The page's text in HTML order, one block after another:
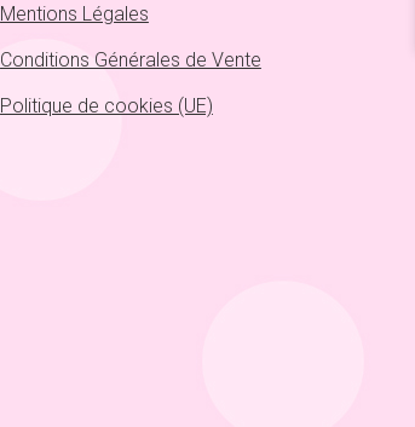
Mentions Légales
Conditions Générales de Vente
Politique de cookies (UE)